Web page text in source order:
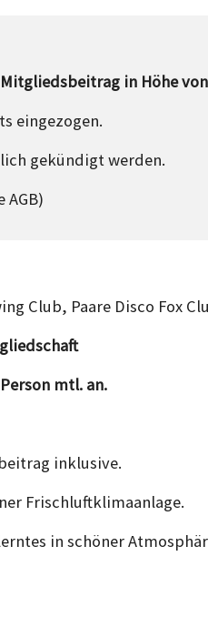
in Höhe von
eingezogen.
gekündigt werden.
Club, Paare Disco Fox
mtl. an.
inklusive.
Frischluftklimaanlage.
in schöner